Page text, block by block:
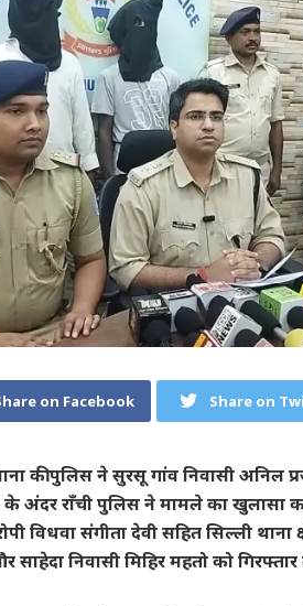
on Facebook Share on
की पुलिस ने सुरसू गांव निवासी अनिल
अंदर राँची पुलिस ने मामले का खुलासा कर
विधवा संगीता देवी सहित सिल्ली थाना
निवासी मिहिर महतो को